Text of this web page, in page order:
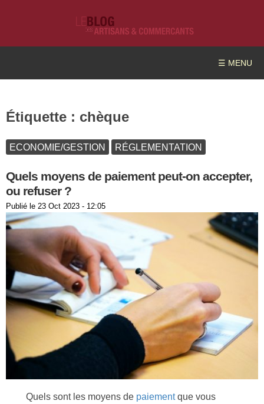
☰ MENU
Étiquette : chèque
ECONOMIE/GESTION RÉGLEMENTATION
Quels moyens de paiement peut-on accepter,
ou refuser ?
Publié le 23 Oct 2023 - 12:05
Quels sont les moyens de paiementque vous